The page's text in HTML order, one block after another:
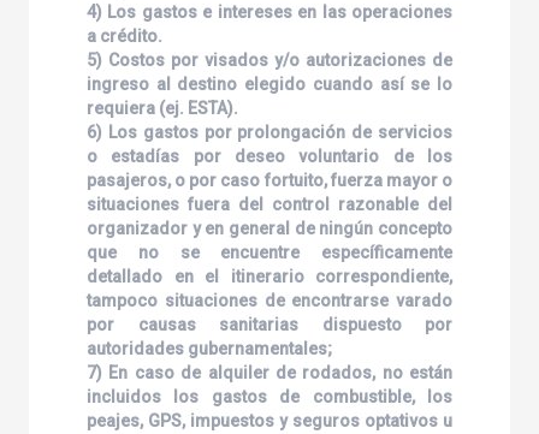
4) Los gastos e intereses en las operaciones
a crédito.
5) Costos por visados y/o autorizaciones de
ingreso al destino elegido cuando así se lo
requiera (ej. ESTA).
6) Los gastos por prolongación de servicios
o estadías por deseo voluntario de los
pasajeros, o por caso fortuito, fuerza mayor o
situaciones fuera del control razonable del
organizador y en general de ningún concepto
que no se encuentre específicamente
detallado en el itinerario correspondiente,
tampoco situaciones de encontrarse varado
por causas sanitarias dispuesto por
autoridades gubernamentales;
7) En caso de alquiler de rodados, no están
incluidos los gastos de combustible, los
peajes, GPS, impuestos y seguros optativos u